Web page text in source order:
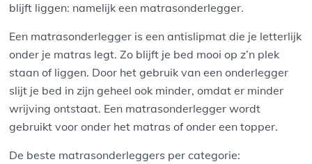
blijft liggen: namelijk een matrasonderlegger.
Een matrasonderlegger is een antislipmat die je letterlijk
onder je matras legt. Zo blijft je bed mooi op z’n plek
staan of liggen. Door het gebruik van een onderlegger
slijt je bed in zijn geheel ook minder, omdat er minder
wrijving ontstaat. Een matrasonderlegger wordt
gebruikt voor onder het matras of onder een topper.
De beste matrasonderleggers per categorie: